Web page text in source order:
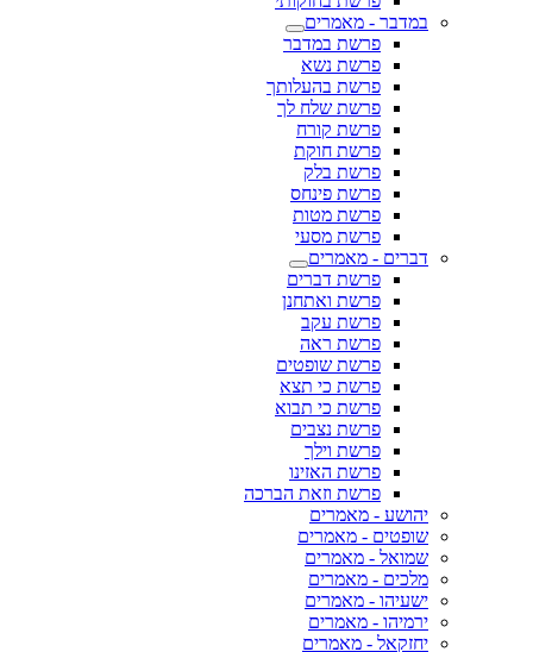
במדבר - מאמרים
פרשת במדבר
פרשת נשא
פרשת בהעלותך
פרשת שלח לך
פרשת קורח
פרשת חוקת
פרשת בלק
פרשת פינחס
פרשת מטות
פרשת מסעי
דברים - מאמרים
פרשת דברים
פרשת ואתחנן
פרשת עקב
פרשת ראה
פרשת שופטים
פרשת כי תצא
פרשת כי תבוא
פרשת נצבים
פרשת וילך
פרשת האזינו
פרשת וזאת הברכה
יהושע - מאמרים
שופטים - מאמרים
שמואל - מאמרים
מלכים - מאמרים
ישעיהו - מאמרים
ירמיהו - מאמרים
יחזקאל - מאמרים